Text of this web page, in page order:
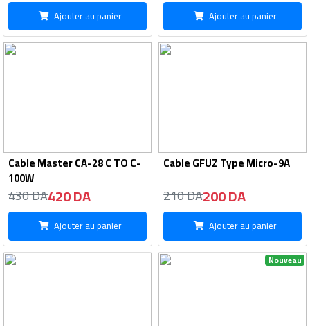
Ajouter au panier Ajouter au panier
Cable Master CA-28 C TO C-
100W
430 DA420 DA
Ajouter au panier
Cable GFUZ Type Micro-9A
210 DA200 DA
Ajouter au panier
Nouveau